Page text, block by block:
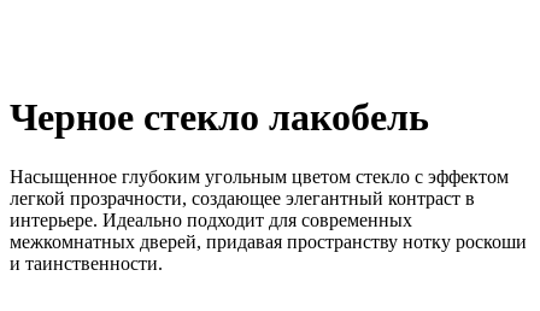
Черное стекло лакобель
Насыщенное глубоким угольным цветом стекло с эффектом
легкой прозрачности, создающее элегантный контраст в
интерьере. Идеально подходит для современных
межкомнатных дверей, придавая пространству нотку роскоши
и таинственности.